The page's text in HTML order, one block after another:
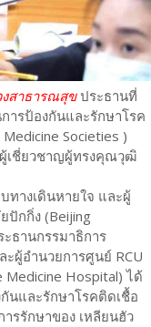
สาธารณสุขประธานที่
ารป้องกันและรักษาโรค
Societies )
ผู้เชี่ยวชาญผู้ทรงคุณวุฒิ
ทางเดินหายใจ และผู้
ปักกิ่ง (Beijing
ธานกรรมาธิการ
ผู้อำนวยการศูนย์ RCU
Hospital) ได้
นและรักษาโรคติดเชื้อ
รรักษาของ เหลียนฮัว